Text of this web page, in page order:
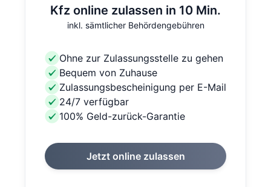
Kfz online zulassen in 10 Min.
inkl. sämtlicher Behördengebühren
Ohne zur Zulassungsstelle zu gehen
Bequem von Zuhause
Zulassungsbescheinigung per E-Mail
24/7 verfügbar
100% Geld-zurück-Garantie
Jetzt online zulassen